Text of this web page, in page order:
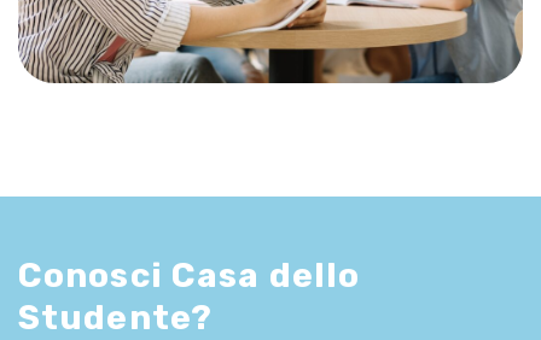
Conosci Casa dello
Studente?